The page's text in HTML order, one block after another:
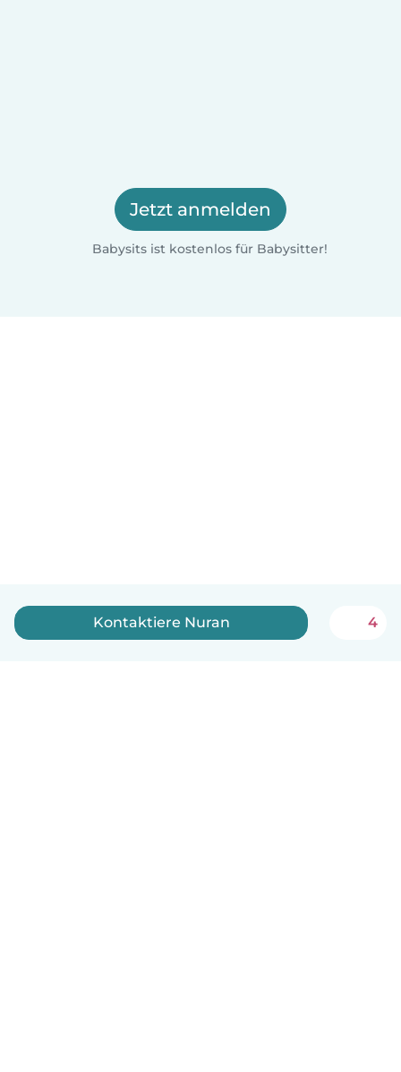
Jetzt anmelden
Babysits ist kostenlos für Babysitter!
Kontaktiere Nuran 4